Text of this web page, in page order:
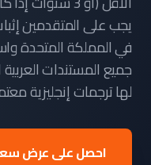
يجب على المتقدمين
في المملكة المتحدة
جميع المستندات
لها ترجمات إنجليزية
احصل على عرض